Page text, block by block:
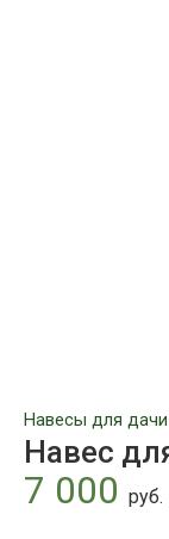
Навесы для
Навес
7 000 руб.